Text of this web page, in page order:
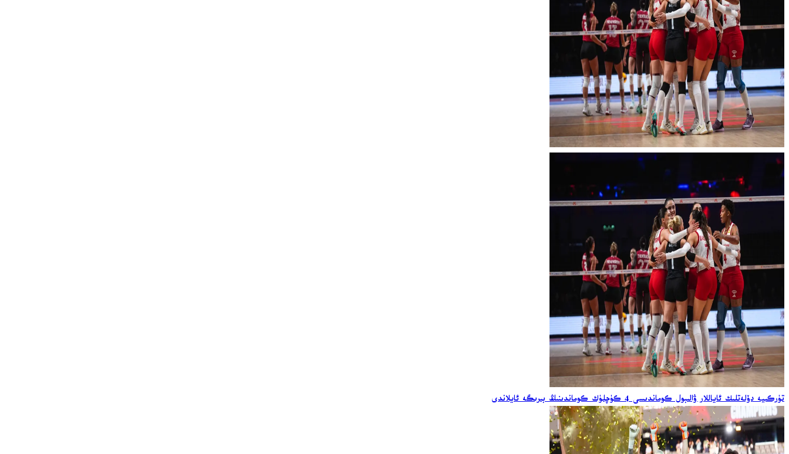
تۈركىيە دۆلەتلىك ئاياللار ۋالىبول كوماندىسى 4 كۈچلۈك كوماندىنىڭ بىرىگە ئايلاندى